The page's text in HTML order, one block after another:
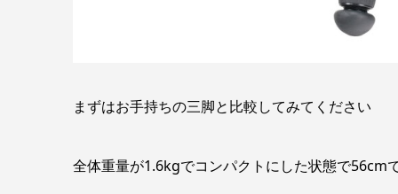
まずはお手持ちの三脚と比較してみてください
全体重量が1.6kgでコンパクトにした状態で56cm